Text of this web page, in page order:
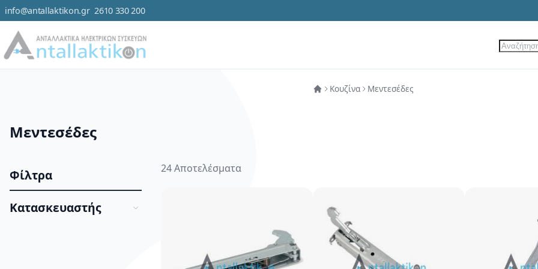
Μετάβαση στο περιεχόμενο
info@antallaktikon.gr 2610 330 200
Κουζίνα Μεντεσέδες
Μεντεσέδες
Φίλτρα
Κατασκευαστής
24Αποτελέσματα